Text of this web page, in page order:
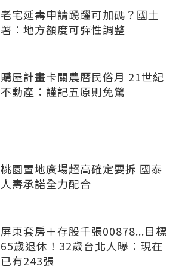
老宅延壽申請踴躍可加碼？國土
署：地方額度可彈性調整
購屋計畫卡關農曆民俗月 21世紀
不動產：謹記五原則免驚
桃園置地廣場超高確定要拆 國泰
人壽承諾全力配合
屏東套房＋存股千張00878...目標
65歲退休！32歲台北人曝：現在
已有243張